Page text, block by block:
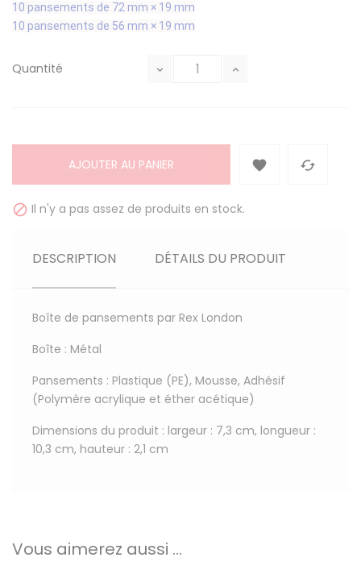
10 pansements de 72 mm × 19 mm
10 pansements de 56 mm × 19 mm
Quantité
AJOUTER AU PANIER  
 Il n'y a pas assez de produits en stock.
DESCRIPTION DÉTAILS DU PRODUIT
Boîte de pansements par Rex London
Boîte : Métal
Pansements : Plastique (PE), Mousse, Adhésif
(Polymère acrylique et éther acétique)
Dimensions du produit : largeur : 7,3 cm, longueur :
10,3 cm, hauteur : 2,1 cm
Vous aimerez aussi ...